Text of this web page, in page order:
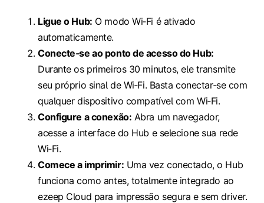
Ligue o Hub: O modo Wi‑Fi é ativado
automaticamente.
Conecte‑se ao ponto de acesso do Hub:
Durante os primeiros 30 minutos, ele transmite
seu próprio sinal de Wi‑Fi. Basta conectar‑se com
qualquer dispositivo compatível com Wi‑Fi.
Configure a conexão: Abra um navegador,
acesse a interface do Hub e selecione sua rede
Wi‑Fi.
Comece a imprimir: Uma vez conectado, o Hub
funciona como antes, totalmente integrado ao
ezeep Cloud para impressão segura e sem driver.